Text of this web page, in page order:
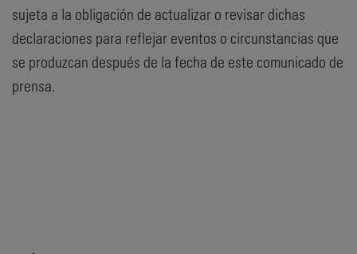
sujeta a la obligación de actualizar o revisar dichas
declaraciones para reflejar eventos o circunstancias que
se produzcan después de la fecha de este comunicado de
prensa.